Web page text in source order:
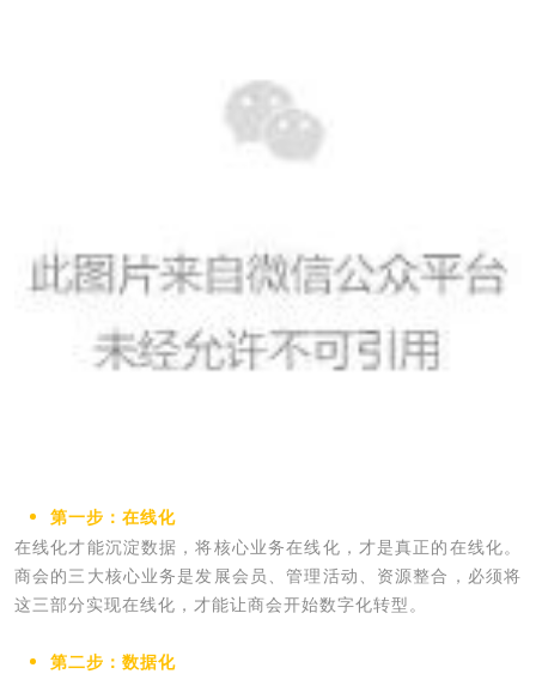
第一步：在线化
在线化才能沉淀数据，将核心业务在线化，才是真正的在线化。
商会的三大核心业务是发展会员、管理活动、资源整合，必须将
这三部分实现在线化，才能让商会开始数字化转型。
第二步：数据化